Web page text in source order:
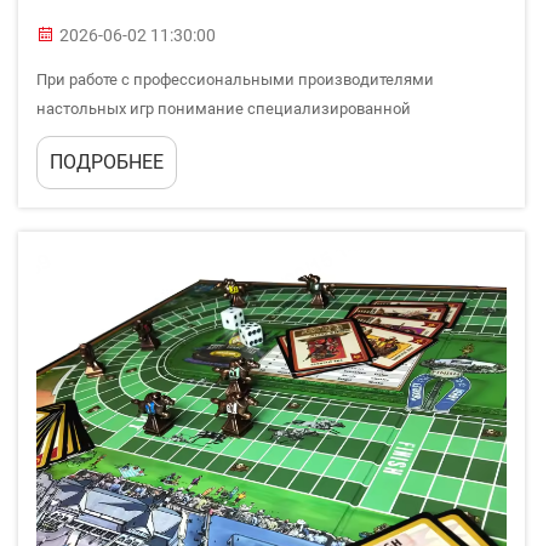
2026-06-02 11:30:00
При работе с профессиональными производителями
настольных игр понимание специализированной
терминологии, используемой в процессе производства,
становится необходимым условием эффективного
ПОДРОБНЕЕ